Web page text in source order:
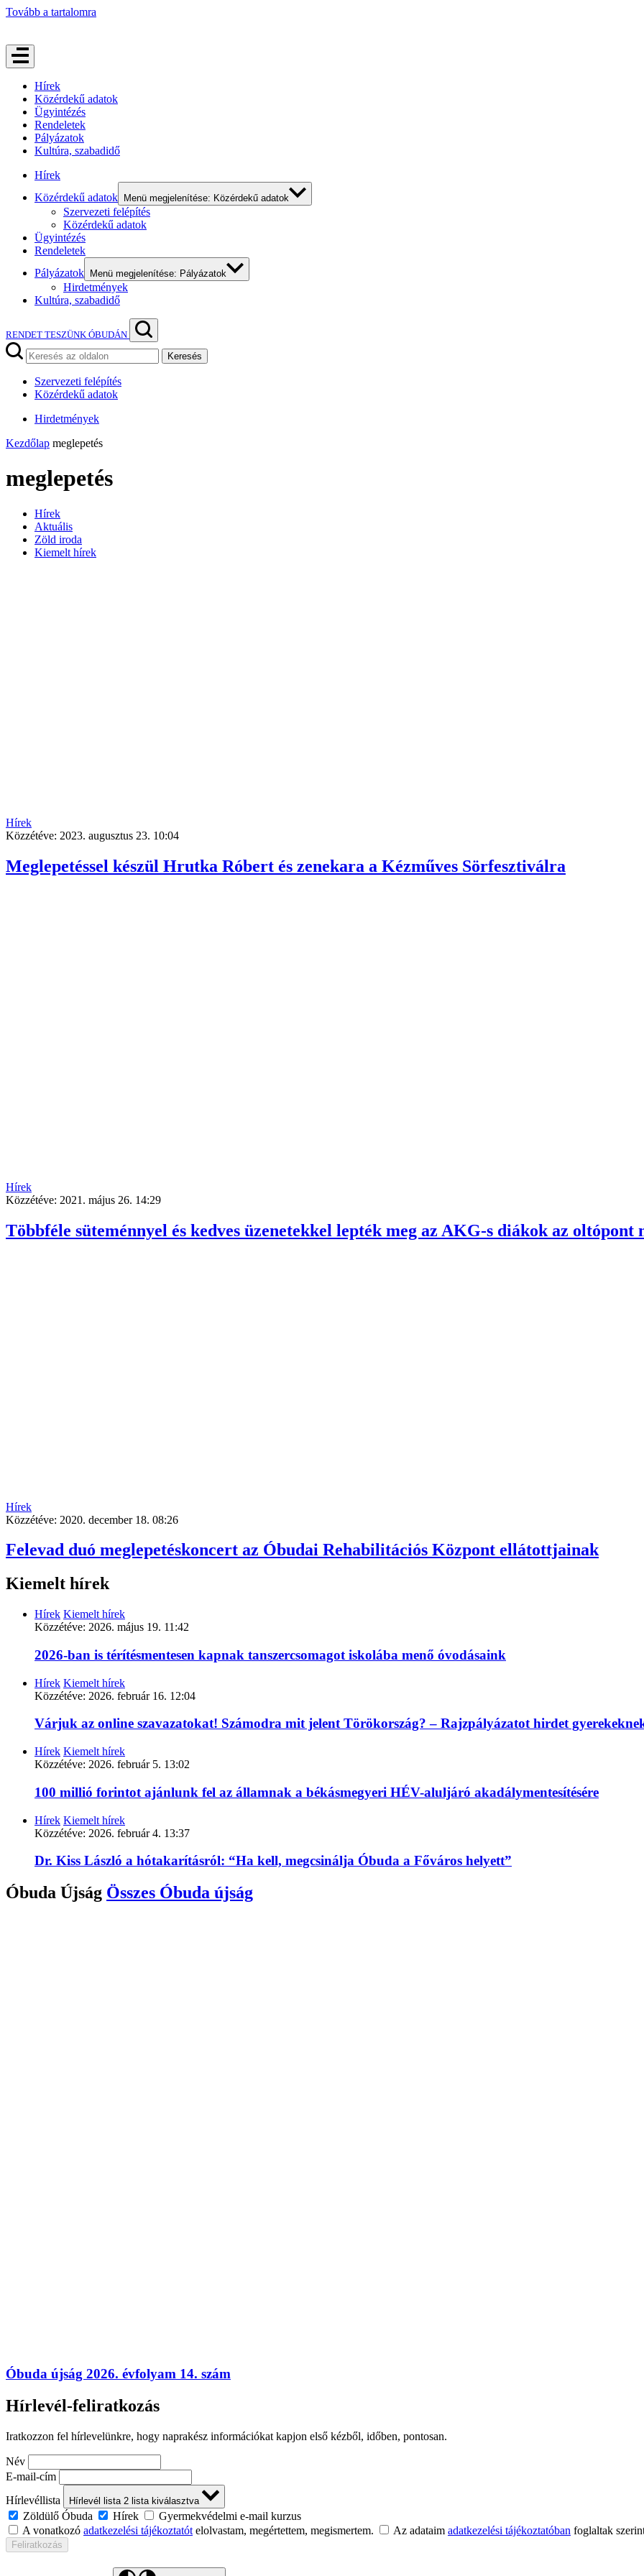
Tovább a tartalomra
Hírek
Közérdekű adatok
Ügyintézés
Rendeletek
Pályázatok
Kultúra, szabadidő
Hírek
Közérdekű adatok
Menü megjelenítése: Közérdekű adatok
Szervezeti felépítés
Közérdekű adatok
Ügyintézés
Rendeletek
Pályázatok
Menü megjelenítése: Pályázatok
Hirdetmények
Kultúra, szabadidő
RENDET TESZÜNK ÓBUDÁN
Keresés
Szervezeti felépítés
Közérdekű adatok
Hirdetmények
Kezdőlap meglepetés
meglepetés
Hírek
Aktuális
Zöld iroda
Kiemelt hírek
Hírek
Közzétéve: 2023. augusztus 23. 10:04
Meglepetéssel készül Hrutka Róbert és zenekara a Kézműves Sörfesztiválra
Hírek
Közzétéve: 2021. május 26. 14:29
Többféle süteménnyel és kedves üzenetekkel lepték meg az AKG-s diákok az oltópont
Hírek
Közzétéve: 2020. december 18. 08:26
Felevad duó meglepetéskoncert az Óbudai Rehabilitációs Központ ellátottjainak
Kiemelt hírek
Hírek Kiemelt hírek
Közzétéve: 2026. május 19. 11:42
2026-ban is térítésmentesen kapnak tanszercsomagot iskolába menő óvodásaink
Hírek Kiemelt hírek
Közzétéve: 2026. február 16. 12:04
Várjuk az online szavazatokat! Számodra mit jelent Törökország? – Rajzpályázatot hirdet
Hírek Kiemelt hírek
Közzétéve: 2026. február 5. 13:02
100 millió forintot ajánlunk fel az államnak a békásmegyeri HÉV-aluljáró akadálymentesítésére
Hírek Kiemelt hírek
Közzétéve: 2026. február 4. 13:37
Dr. Kiss László a hótakarításról: “Ha kell, megcsinálja Óbuda a Főváros helyett”
Óbuda Újság Összes Óbuda újság
Óbuda újság 2026. évfolyam 14. szám
Hírlevél-feliratkozás
Iratkozzon fel hírlevelünkre, hogy naprakész információkat kapjon első kézből, időben, pontosan.
Név
E-mail-cím
Hírlevéllista
Hírlevél lista 2 lista kiválasztva
Zöldülő Óbuda Hírek
Gyermekvédelmi e-mail kurzus
A vonatkozó adatkezelési tájékoztatót elolvastam, megértettem, megismertem. Az adataim adatkezelési tájékoztatóban foglaltak
Feliratkozás